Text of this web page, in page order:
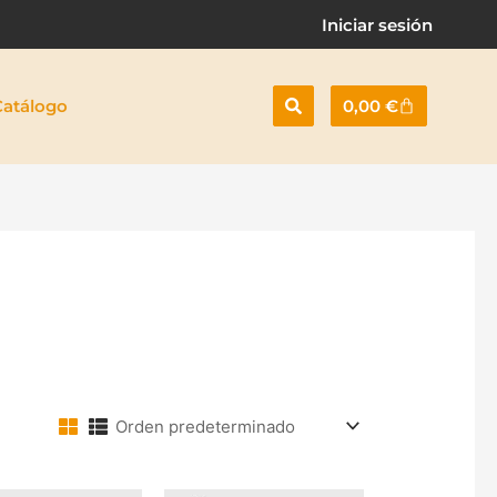
Iniciar sesión
0,00€Cart